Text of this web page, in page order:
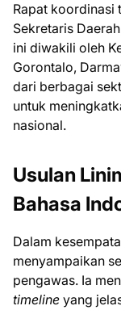
Rapat koordinasi
Sekretaris
ini diwakili oleh
Gorontalo,
dari berbagai
untuk
nasional.
Usulan
Bahasa
Dalam
menyampaikan
pengawas. Ia
timeline yang